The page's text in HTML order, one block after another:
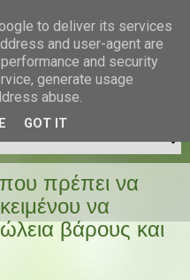
Fitness
Γραφείο
πρέπει να
να
βάρους και
to deliver its services
and user-agent are
and security
generate usage
abuse.
GOT IT